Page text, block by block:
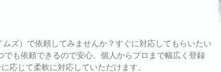
ズ）で依頼してみませんか？すぐに対応してもらいたい
も依頼できるので安心。個人からプロまで幅広く登録
応じて柔軟に対応していただけます。